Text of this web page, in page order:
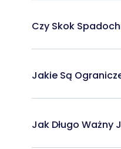
Czy Skok
Jakie Są
Jak Długo Ważny